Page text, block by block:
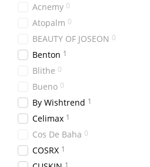
Acnemy 0
Atopalm 0
BEAUTY OF JOSEON 0
Benton 1
Blithe 0
Bueno 0
By Wishtrend 1
Celimax 1
Cos De Baha 0
COSRX 1
1